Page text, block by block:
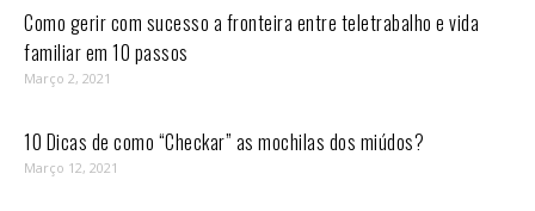
Como gerir com sucesso a fronteira entre teletrabalho e vida
familiar em 10 passos⁣
Março 2, 2021
10 Dicas de como “Checkar” as mochilas dos miúdos?
Março 12, 2021